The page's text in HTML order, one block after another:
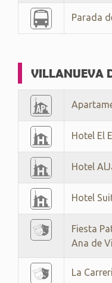
Parada
VILLANUEVA
Hotel El
Hotel
Hotel
Fiesta
Ana de
La